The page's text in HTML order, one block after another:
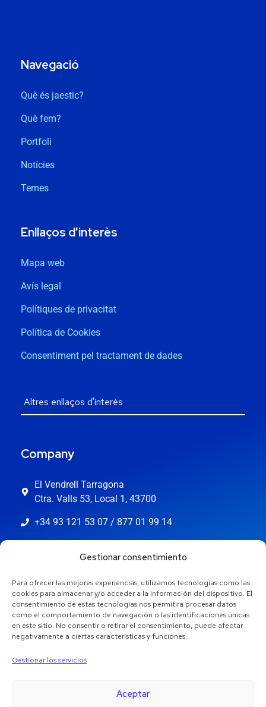
Gestionar consentimiento
Para ofrecer las mejores experiencias, utilizamos tecnologías como las
cookies para almacenar y/o acceder a la información del dispositivo. El
consentimiento de estas tecnologías nos permitirá procesar datos
como el comportamiento de navegación o las identificaciones únicas
en este sitio. No consentir o retirar el consentimiento, puede afectar
negativamente a ciertas características y funciones.
Gestionar los servicios
Aceptar
Navegació
Què és jaestic?
Què fem?
Portfoli
Notícies
Temes
Enllaços d'interès
Mapa web
Avís legal
Polítiques de privacitat
Política de Cookies
Consentiment pel tractament de dades
Company
El Vendrell Tarragona
Ctra. Valls 53, Local 1, 43700
+34 93 121 53 07 / 877 01 99 14